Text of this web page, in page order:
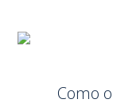
Como